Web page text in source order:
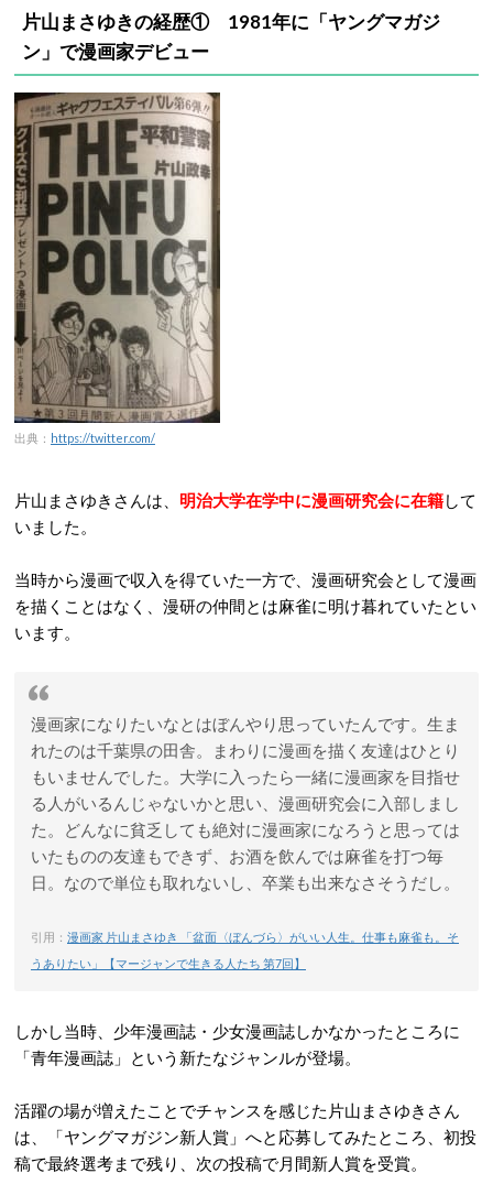
片山まさゆきの経歴① 1981年に「ヤングマガジ
ン」で漫画家デビュー
出典： https://twitter.com/
片山まさゆきさんは、 明治大学在学中に漫画研究会に在籍して
いました。
当時から漫画で収入を得ていた一方で、漫画研究会として漫画
を描くことはなく、漫研の仲間とは麻雀に明け暮れていたとい
います。
漫画家になりたいなとはぼんやり思っていたんです。生ま
れたのは千葉県の田舎。まわりに漫画を描く友達はひとり
もいませんでした。大学に入ったら一緒に漫画家を目指せ
る人がいるんじゃないかと思い、漫画研究会に入部しまし
た。どんなに貧乏しても絶対に漫画家になろうと思っては
いたものの友達もできず、お酒を飲んでは麻雀を打つ毎
日。なので単位も取れないし、卒業も出来なさそうだし。
引用： 漫画家 片山まさゆき 「盆面〈ぼんづら〉がいい人生。仕事も麻雀も。そ
うありたい」【マージャンで生きる人たち 第7回】
しかし当時、少年漫画誌・少女漫画誌しかなかったところに
「青年漫画誌」という新たなジャンルが登場。
活躍の場が増えたことでチャンスを感じた片山まさゆきさん
は、「ヤングマガジン新人賞」へと応募してみたところ、初投
稿で最終選考まで残り、次の投稿で月間新人賞を受賞。